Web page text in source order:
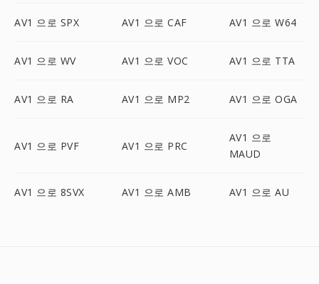
AV1 으로 SPX AV1 으로 CAF AV1 으로 W64
AV1 으로 WV AV1 으로 VOC AV1 으로 TTA
AV1 으로 RA AV1 으로 MP2 AV1 으로 OGA
AV1 으로 PVF AV1 으로 PRC
AV1 으로
MAUD
AV1 으로 8SVX AV1 으로 AMB AV1 으로 AU